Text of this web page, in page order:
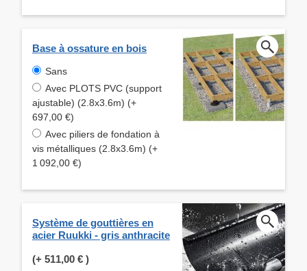
Base à ossature en bois
Sans
Avec PLOTS PVC (support
ajustable) (2.8x3.6m) (+
697,00 €)
Avec piliers de fondation à
vis métalliques (2.8x3.6m) (+
1 092,00 €)
Système de gouttières en
acier Ruukki - gris anthracite
(+ 511,00 € )